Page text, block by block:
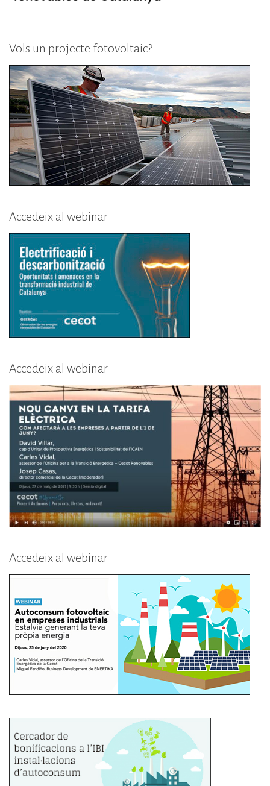
Vols un projecte fotovoltaic?
Accedeix al webinar
Accedeix al webinar
Accedeix al webinar